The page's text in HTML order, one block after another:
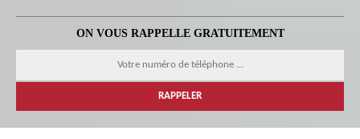
ON VOUS RAPPELLE GRATUITEMENT